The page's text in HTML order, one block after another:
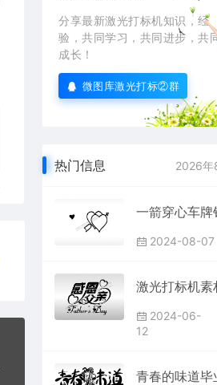
分享最新激光打标机知识，经
验，共同学习，共同进步，共
成长！
微图库激光打标②群
热门信息 2026年
2024-08-07
2024-06-
12